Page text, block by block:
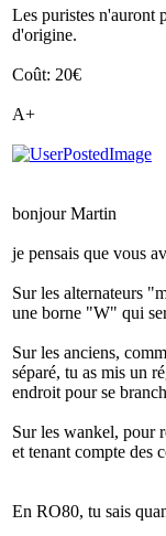
Les puristes n'auront
d'origine.
Coût: 20€
A+
bonjour Martin
je pensais que vous
Sur les alternateurs
une borne "W" qui
Sur les anciens,
séparé, tu as mis un
endroit pour se
Sur les wankel, pour
et tenant compte des
En RO80, tu sais